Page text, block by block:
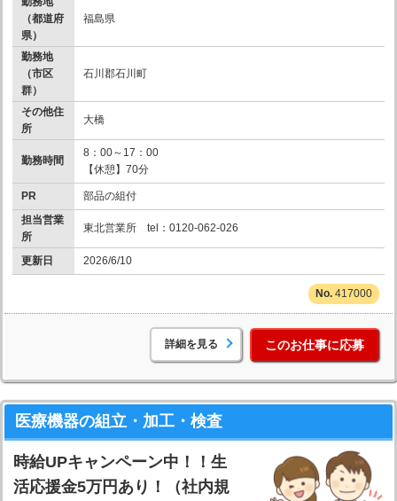
（都道府
県）
福島県
勤務地
（市区
群）
石川郡石川町
その他住
所
大橋
勤務時間
8：00～17：00
【休憩】70分
PR
部品の組付
担当営業
所
東北営業所 tel：0120-062-026
更新日 2026/6/10
417000
詳細を見る このお仕事に応募
医療機器の組立・加工・検査
時給UPキャンペーン中！！生
活応援金5万円あり！（社内規